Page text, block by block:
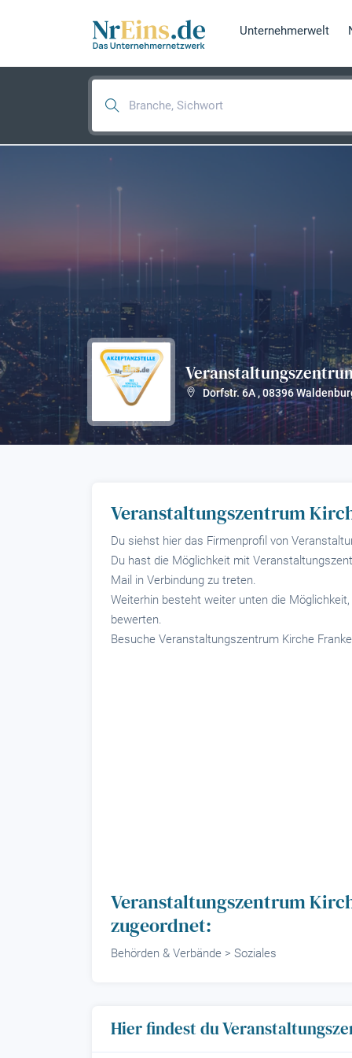
Unternehmerwelt
Dorfstr. 6A,08396
Veranstaltungszentrum
Du siehst hier das Firmenprofil von
Du hast die Möglichkeit mit
Mail in Verbindung zu treten.
Weiterhin besteht weiter unten die
bewerten.
Besuche Veranstaltungszentrum Kirche
Veranstaltungszentrum
zugeordnet:
Behörden & Verbände > Soziales
Hier findest du